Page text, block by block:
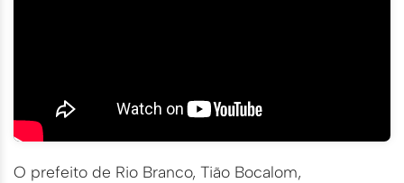
O prefeito de Rio Branco, Tião Bocalom,